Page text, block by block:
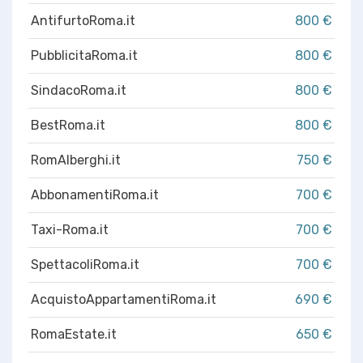
AntifurtoRoma.it 800 €
PubblicitaRoma.it 800 €
SindacoRoma.it 800 €
BestRoma.it 800 €
RomAlberghi.it 750 €
AbbonamentiRoma.it 700 €
Taxi-Roma.it 700 €
SpettacoliRoma.it 700 €
AcquistoAppartamentiRoma.it 690 €
RomaEstate.it 650 €